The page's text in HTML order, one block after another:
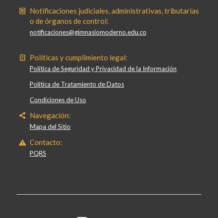
Notificaciones judiciales, administrativas, tributarias
o de órganos de control:
notificaciones@gimnasiomoderno.edu.co
Políticas y cumplimiento legal:
Política de Seguridad y Privacidad de la Información
Política de Tratamiento de Datos
Condiciones de Uso
Navegación:
Mapa del Sitio
Contacto:
PQRS